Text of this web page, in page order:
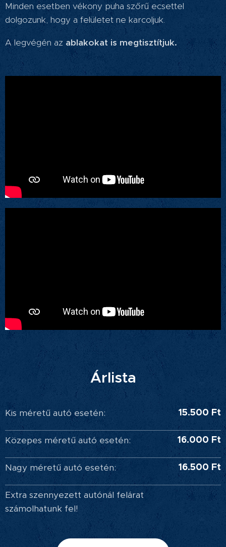
Minden esetben vékony puha szőrű ecsettel
dolgozunk, hogy a felületet ne karcoljuk.
A legvégén az ablakokat is megtisztítjuk.
Árlista
Kis méretű autó esetén: 15.500 Ft
Közepes méretű autó esetén: 16.000 Ft
Nagy méretű autó esetén: 16.500 Ft
Extra szennyezett autónál felárat
számolhatunk fel!